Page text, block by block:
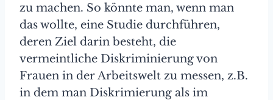
zu machen. So könnte man, wenn man
das wollte, eine Studie durchführen,
deren Ziel darin besteht, die
vermeintliche Diskriminierung von
Frauen in der Arbeitswelt zu messen, z.B.
in dem man Diskrimierung als im